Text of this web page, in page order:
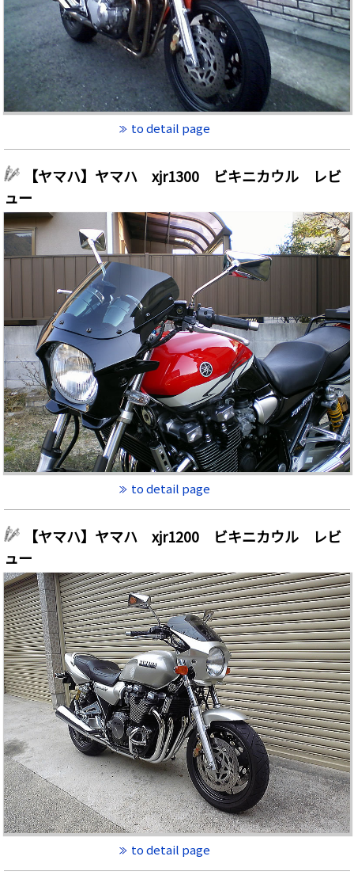
to detail page
【ヤマハ】ヤマハ xjr1300 ビキニカウル レビ
ュー
to detail page
【ヤマハ】ヤマハ xjr1200 ビキニカウル レビ
ュー
to detail page